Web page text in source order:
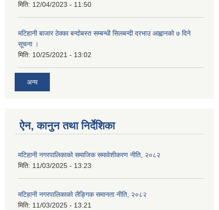
मिति: 12/04/2023 - 11:50
मटिहानी बाजार ठेक्का बन्दोबस्त सम्बन्धी सिलबन्दी दरभाउ आह्वानको ७ दिने
सूचना ।
मिति: 10/25/2021 - 13:02
अन्य
ऐन, कानुन तथा निर्देशिका
मटिहानी नगरपालिकाको समाजिक समावेशीकरण नीति, २०८२
मिति: 11/03/2025 - 13:23
मटिहानी नगरपालिकाको लैङ्गिक समानता नीति, २०८२
मिति: 11/03/2025 - 13:21